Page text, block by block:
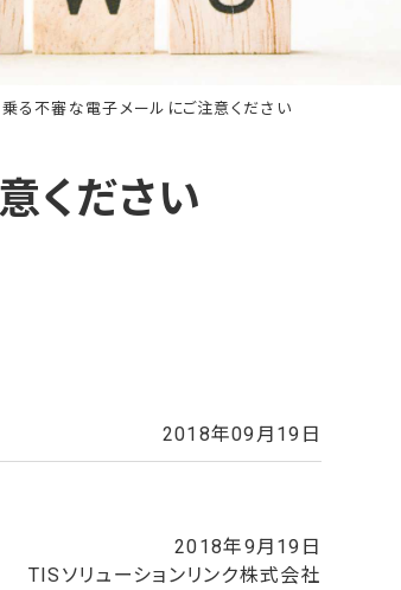
る不審な電子メールにご注意ください
ください
2018年09月19日
2018年9月19日
TISソリューションリンク株式会社